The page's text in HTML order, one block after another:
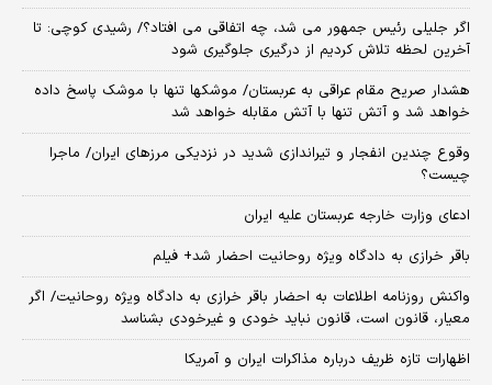
اگر جلیلی رئیس جمهور می شد، چه اتفاقی می افتاد؟/ رشیدی کوچی: تا
آخرین لحظه تلاش کردیم از درگیری جلوگیری شود
هشدار صریح مقام عراقی به عربستان/ موشکها تنها با موشک پاسخ داده
خواهد شد و آتش تنها با آتش مقابله خواهد شد
وقوع چندین انفجار و تیراندازی شدید در نزدیکی مرز‌های ایران/ ماجرا
چیست؟
ادعای وزارت خارجه عربستان علیه ایران
باقر خرازی به دادگاه ویژه روحانیت احضار شد+ فیلم
واکنش روزنامه اطلاعات به احضار باقر خرازی به دادگاه ویژه روحانیت/ اگر
معیار، قانون است، قانون نباید خودی و غیرخودی بشناسد
اظهارات تازه ظریف درباره مذاکرات ایران و آمریکا